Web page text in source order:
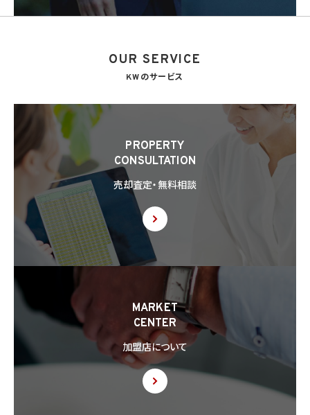
OUR SERVICE
KWのサービス
PROPERTY
CONSULTATION
売却査定・無料相談
MARKET
CENTER
加盟店について